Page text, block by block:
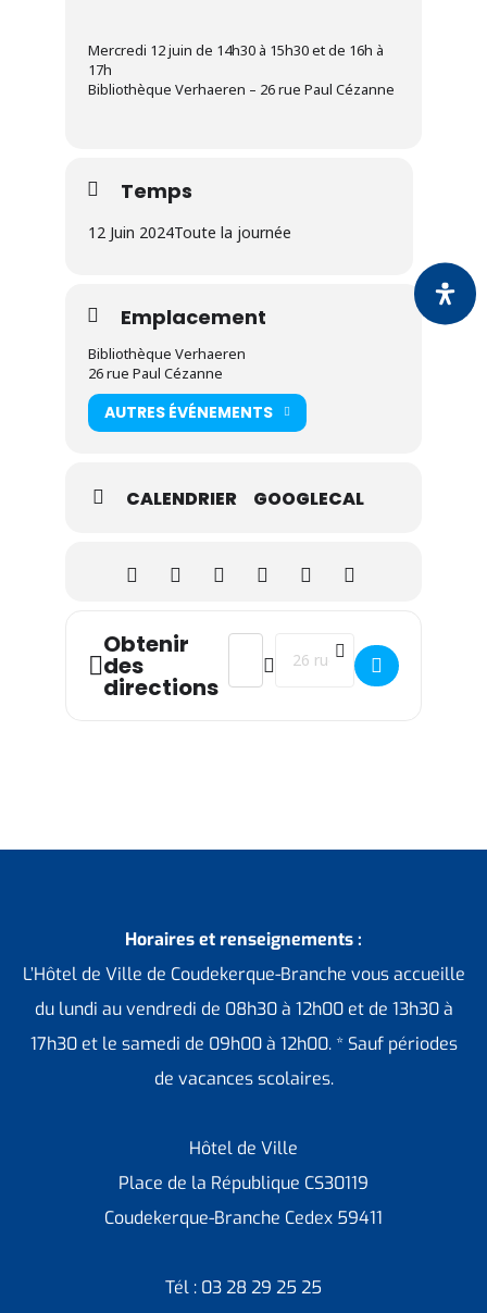
Mercredi 12 juin de 14h30 à 15h30 et de 16h à
17h
Bibliothèque Verhaeren – 26 rue Paul Cézanne
Temps
12 Juin 2024Toute la journée
Emplacement
Bibliothèque Verhaeren
26 rue Paul Cézanne
AUTRES ÉVÉNEMENTS
CALENDRIER GOOGLECAL
Obtenir
des
directions
Address - Heure du conte (à partir
Destination Address -
Horaires et renseignements :
L’Hôtel de Ville de Coudekerque-Branche vous accueille
du lundi au vendredi de 08h30 à 12h00 et de 13h30 à
17h30 et le samedi de 09h00 à 12h00. * Sauf périodes
de vacances scolaires.
Hôtel de Ville
Place de la République CS30119
Coudekerque-Branche Cedex 59411
Tél : 03 28 29 25 25